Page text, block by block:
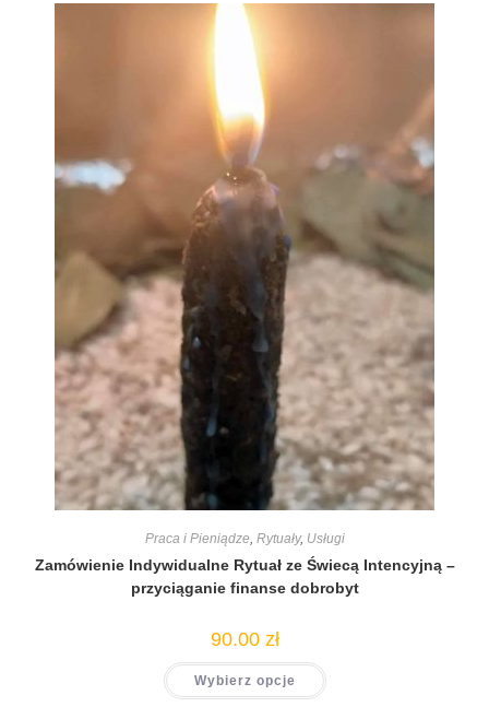
Praca i Pieniądze, Rytuały, Usługi
Zamówienie Indywidualne Rytuał ze Świecą Intencyjną –
przyciąganie finanse dobrobyt
90.00 zł
Wybierz opcje